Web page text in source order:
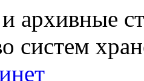
архивные
систем